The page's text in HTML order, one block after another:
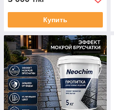
Купить